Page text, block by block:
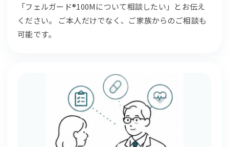
「フェルガード®100Mについて相談したい」とお伝え
ください。 ご本人だけでなく、ご家族からのご相談も
可能です。